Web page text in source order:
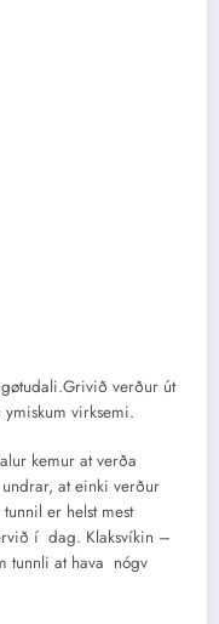
verður út
virksemi.
kemur at verða
at einki verður
er helst mest
í dag. Klaksvíkin –
tunnli at hava nógv